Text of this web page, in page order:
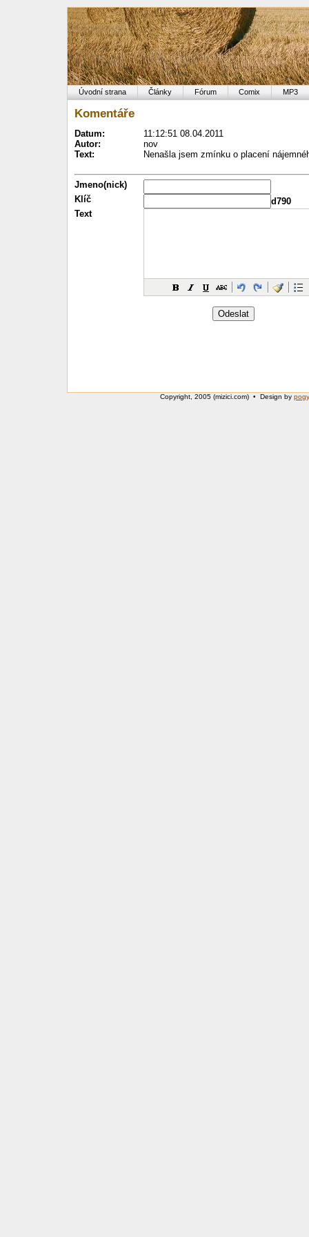
Úvodní strana Články Fórum Comix MP3
Komentáře
Datum:
11:12:51 08.04.2011
Autor:
nov
Text:
Nenašla jsem zmínku o placení
Jmeno(nick)
Klíč
d790
Text
Copyright, 2005 (mizici.com) • Design by